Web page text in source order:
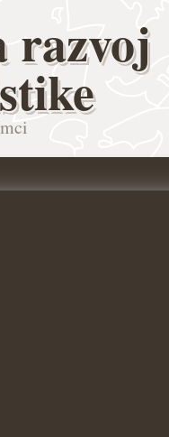
razvoj